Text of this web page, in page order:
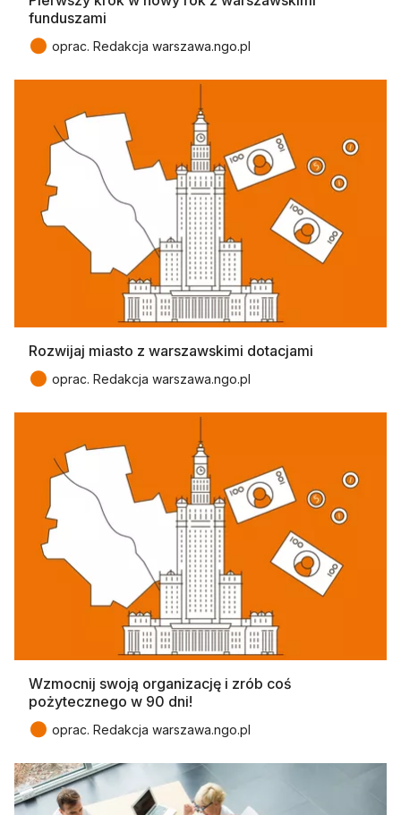
funduszami
● oprac. Redakcja warszawa.ngo.pl
Rozwijaj miasto z warszawskimi dotacjami
● oprac. Redakcja warszawa.ngo.pl
Wzmocnij swoją organizację i zrób coś
pożytecznego w 90 dni!
● oprac. Redakcja warszawa.ngo.pl